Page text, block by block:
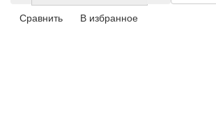
Сравнить
В избранное